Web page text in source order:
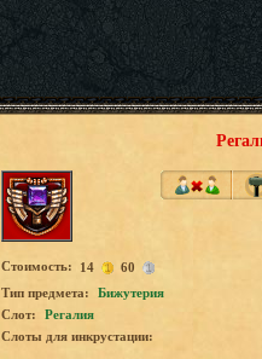
Стоимость: 14
60
Tип предмета:
Бижутерия
Слот:
Регалия
Слоты для инкрустации: